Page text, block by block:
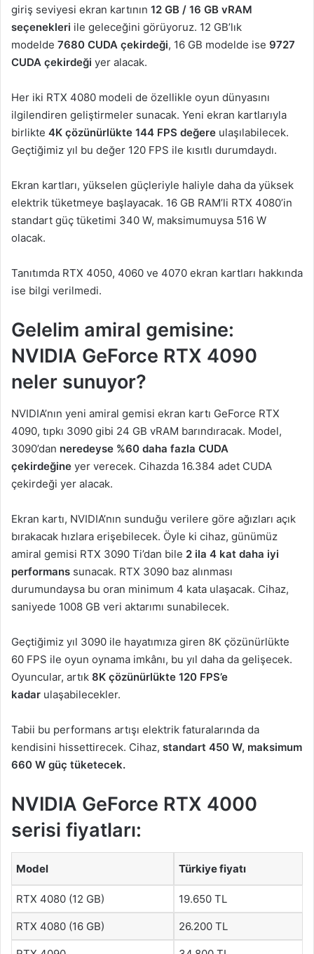
giriş seviyesi ekran kartının 12 GB / 16 GB vRAM
seçenekleri ile geleceğini görüyoruz. 12 GB’lık
modelde 7680 CUDA çekirdeği, 16 GB modelde ise 9727
CUDA çekirdeği yer alacak.
Her iki RTX 4080 modeli de özellikle oyun dünyasını
ilgilendiren geliştirmeler sunacak. Yeni ekran kartlarıyla
birlikte 4K çözünürlükte 144 FPS değere ulaşılabilecek.
Geçtiğimiz yıl bu değer 120 FPS ile kısıtlı durumdaydı.
Ekran kartları, yükselen güçleriyle haliyle daha da yüksek
elektrik tüketmeye başlayacak. 16 GB RAM’li RTX 4080’in
standart güç tüketimi 340 W, maksimumuysa 516 W
olacak.
Tanıtımda RTX 4050, 4060 ve 4070 ekran kartları hakkında
ise bilgi verilmedi.
Gelelim amiral gemisine:
NVIDIA GeForce RTX 4090
neler sunuyor?
NVIDIA’nın yeni amiral gemisi ekran kartı GeForce RTX
4090, tıpkı 3090 gibi 24 GB vRAM barındıracak. Model,
3090’dan neredeyse %60 daha fazla CUDA
çekirdeğine yer verecek. Cihazda 16.384 adet CUDA
çekirdeği yer alacak.
Ekran kartı, NVIDIA’nın sunduğu verilere göre ağızları açık
bırakacak hızlara erişebilecek. Öyle ki cihaz, günümüz
amiral gemisi RTX 3090 Ti’dan bile 2 ila 4 kat daha iyi
performans sunacak. RTX 3090 baz alınması
durumundaysa bu oran minimum 4 kata ulaşacak. Cihaz,
saniyede 1008 GB veri aktarımı sunabilecek.
Geçtiğimiz yıl 3090 ile hayatımıza giren 8K çözünürlükte
60 FPS ile oyun oynama imkânı, bu yıl daha da gelişecek.
Oyuncular, artık 8K çözünürlükte 120 FPS’e
kadar ulaşabilecekler.
Tabii bu performans artışı elektrik faturalarında da
kendisini hissettirecek. Cihaz, standart 450 W, maksimum
660 W güç tüketecek.
NVIDIA GeForce RTX 4000
serisi fiyatları:
Model Türkiye fiyatı
RTX 4080 (12 GB) 19.650 TL
RTX 4080 (16 GB) 26.200 TL